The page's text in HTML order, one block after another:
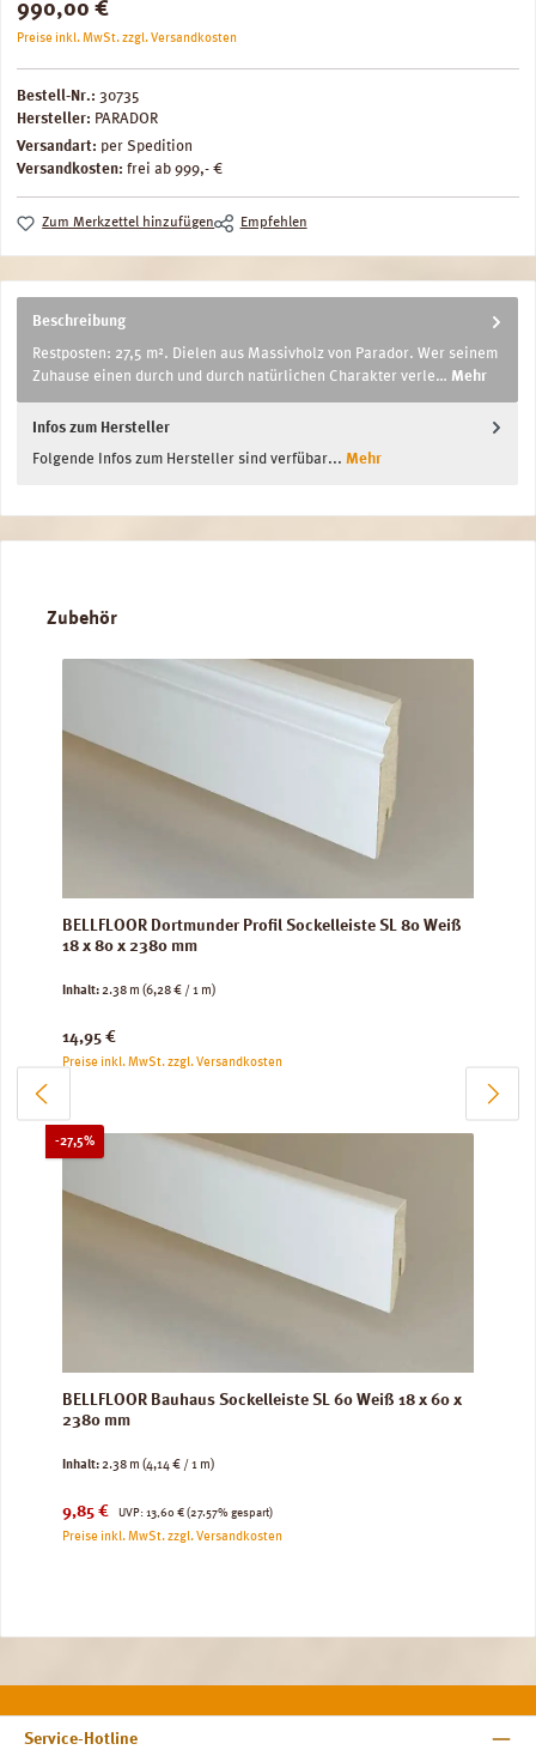
990,00 €
Preise inkl. MwSt. zzgl. Versandkosten
Bestell-Nr.: 30735
Hersteller: PARADOR
Versandart: per Spedition
Versandkosten: frei ab 999,- €
Zum Merkzettel hinzufügen Empfehlen
Beschreibung
Restposten: 27,5 m². Dielen aus Massivholz von Parador. Wer seinem
Zuhause einen durch und durch natürlichen Charakter verle… Mehr
Infos zum Hersteller
Folgende Infos zum Hersteller sind verfübar... Mehr
Produktgalerie überspringen
Zubehör
BELLFLOOR Dortmunder Profil Sockelleiste SL 80 Weiß
18 x 80 x 2380 mm
Inhalt:2.38 m (6,28 € / 1 m)
Regulärer Preis:
14,95 €
Preise inkl. MwSt. zzgl. Versandkosten
-27,5%Rabatt
BELLFLOOR Bauhaus Sockelleiste SL 60 Weiß 18 x 60 x
2380 mm
Inhalt:2.38 m (4,14 € / 1 m)
Verkaufspreis:
9,85 € UVP:
Regulärer Preis:
13,60 € (27.57% gespart)
Preise inkl. MwSt. zzgl. Versandkosten
Service-Hotline